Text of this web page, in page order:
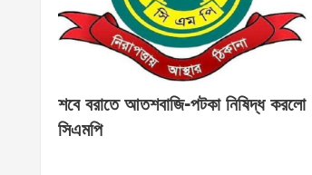
শবে বরাতে আতশবাজি-পটকা নিষিদ্ধ করলো
সিএমপি